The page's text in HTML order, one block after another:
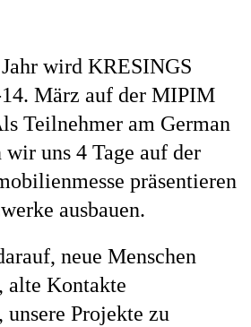
wird KRESINGS
März auf der MIPIM
Teilnehmer am German
uns 4 Tage auf der
präsentieren
ausbauen.
neue Menschen
alte Kontakte
Projekte zu